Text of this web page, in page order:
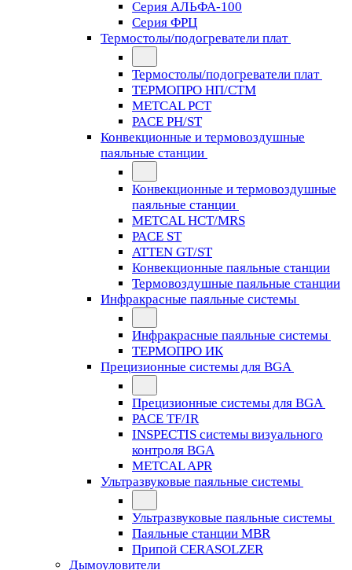
Серия АЛЬФА-100
Серия ФРЦ
Термостолы/подогреватели плат
Термостолы/подогреватели плат
ТЕРМОПРО НП/СТМ
METCAL PCT
PACE PH/ST
Конвекционные и термовоздушные
паяльные станции
Конвекционные и термовоздушные
паяльные станции
METCAL HCT/MRS
PACE ST
ATTEN GT/ST
Конвекционные паяльные станции
Термовоздушные паяльные станции
Инфракрасные паяльные системы
Инфракрасные паяльные системы
ТЕРМОПРО ИК
Прецизионные системы для BGA
Прецизионные системы для BGA
PACE TF/IR
INSPECTIS системы визуального
контроля BGA
METCAL APR
Ультразвуковые паяльные системы
Ультразвуковые паяльные системы
Паяльные станции MBR
Припой CERASOLZER
Дымоуловители